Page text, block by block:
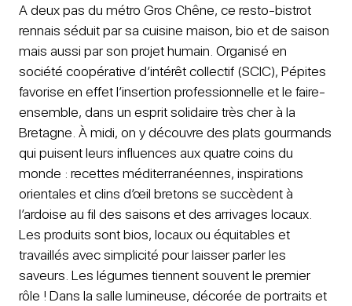
A deux pas du métro Gros Chêne, ce resto-bistrot
rennais séduit par sa cuisine maison, bio et de saison
mais aussi par son projet humain. Organisé en
société coopérative d’intérêt collectif (SCIC), Pépites
favorise en effet l’insertion professionnelle et le faire-
ensemble, dans un esprit solidaire très cher à la
Bretagne. À midi, on y découvre des plats gourmands
qui puisent leurs influences aux quatre coins du
monde : recettes méditerranéennes, inspirations
orientales et clins d’œil bretons se succèdent à
l’ardoise au fil des saisons et des arrivages locaux.
Les produits sont bios, locaux ou équitables et
travaillés avec simplicité pour laisser parler les
saveurs. Les légumes tiennent souvent le premier
rôle ! Dans la salle lumineuse, décorée de portraits et